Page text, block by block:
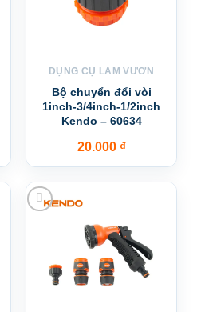
DỤNG CỤ LÀM VƯỜN
Bộ chuyển đổi vòi
1inch-3/4inch-1/2inch
Kendo – 60634
20.000 ₫